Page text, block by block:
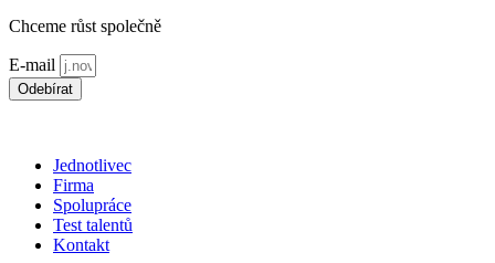
Chceme růst společně
E-mail
Odebírat
Jednotlivec
Firma
Spolupráce
Test talentů
Kontakt